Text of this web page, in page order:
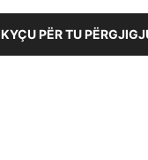
KYÇU PËR TU